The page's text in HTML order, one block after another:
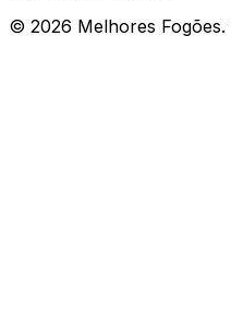
© 2026 Melhores